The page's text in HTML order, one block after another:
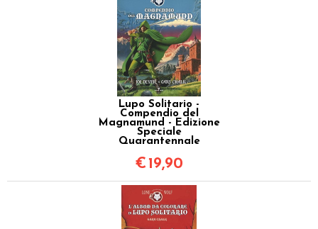
Lupo Solitario -
Compendio del
Magnamund - Edizione
Speciale
Quarantennale
€ 19,90